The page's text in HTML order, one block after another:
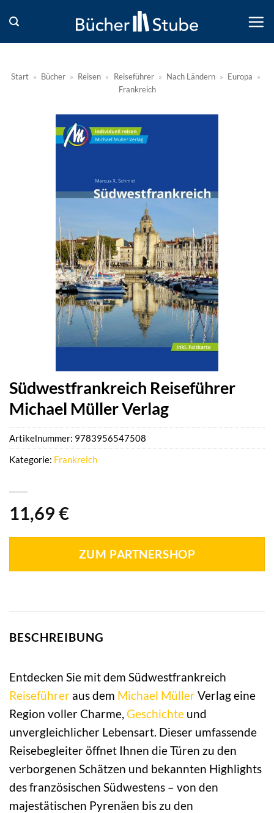
Inhalt
springen
Start » Bücher » Reisen » Reiseführer » Nach Ländern » Europa »
Frankreich
Südwestfrankreich Reiseführer
Michael Müller Verlag
11,69 €
ZUM PARTNERSHOP
Artikelnummer: 9783956547508
Kategorie: Frankreich
BESCHREIBUNG
Entdecken Sie mit dem Südwestfrankreich
Reiseführer aus dem Michael MüllerVerlag eine
Region voller Charme, Geschichte und
unvergleichlicher Lebensart. Dieser umfassende
Reisebegleiter öffnet Ihnen die Türen zu den
verborgenen Schätzen und bekannten Highlights
des französischen Südwestens – von den
majestätischen Pyrenäen bis zu den